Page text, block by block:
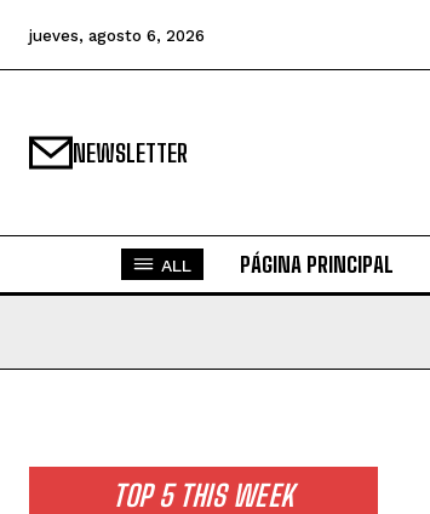
jueves, agosto 6, 2026
NEWSLETTER
ALL PÁGINA PRINCIPAL
TOP 5 THIS WEEK